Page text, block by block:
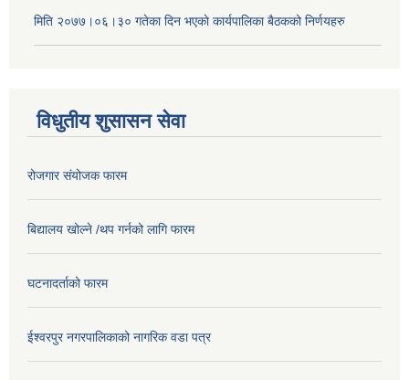
मिति २०७७।०६।३० गतेका दिन भएकाे कार्यपालिका बैठकको निर्णयहरु
विधुतीय शुसासन सेवा
रोजगार संयोजक फारम
बिद्यालय खोल्ने /थप गर्नको लागि फारम
घटनादर्ताको फारम
ईश्वरपुर नगरपालिकाको नागरिक वडा पत्र